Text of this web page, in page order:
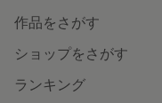
作品をさがす
ショップをさがす
ランキング